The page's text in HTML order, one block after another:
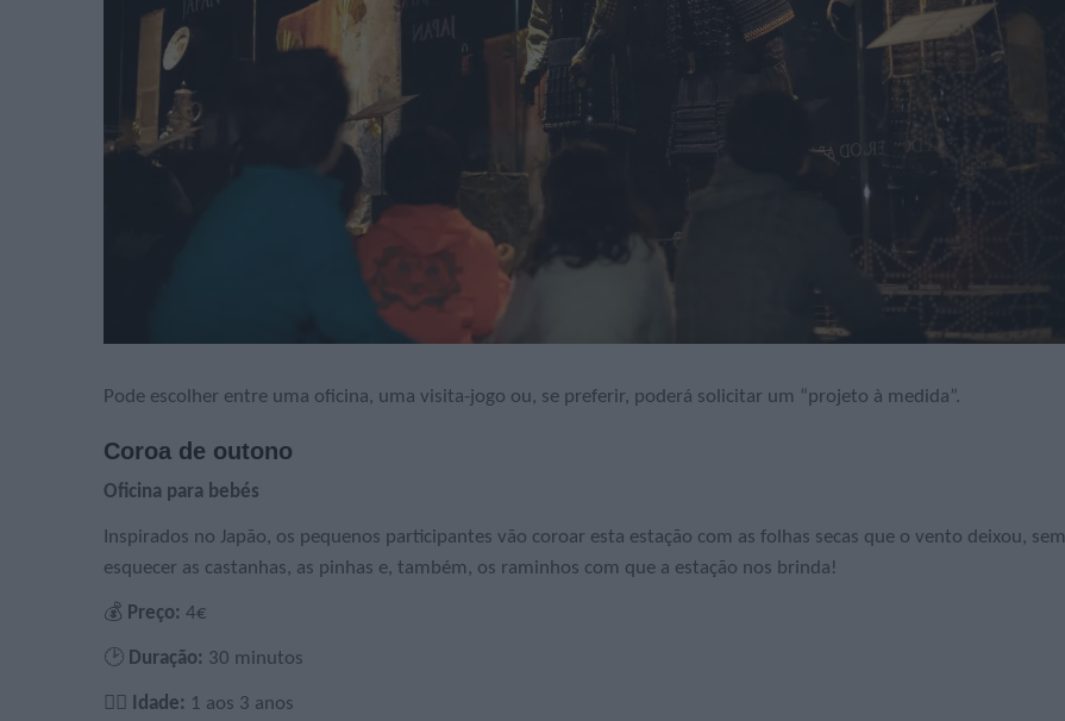
Pode escolher entre uma oficina, uma visita-jogo ou, se preferir, poderá solicitar um “projeto à medida”.
Coroa de outono
Oficina para bebés
Inspirados no Japão, os pequenos participantes vão coroar esta estação com as folhas secas que o vento deixou, sem
esquecer as castanhas, as pinhas e, também, os raminhos com que a estação nos brinda!
💰 Preço: 4€
🕑 Duração: 30 minutos
🙋‍♀️ Idade: 1 aos 3 anos